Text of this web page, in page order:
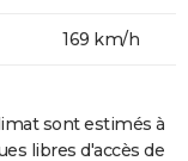
169 km/h
sont estimés à
libres d'accès de